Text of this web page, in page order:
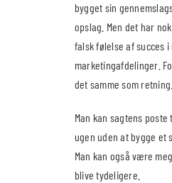
bygget sin
opslag. Men det har
falsk følelse af succes i
marketingafdelinger.
det samme som retning.
Man kan sagtens
ugen uden at bygge et
Man kan også være
blive tydeligere.